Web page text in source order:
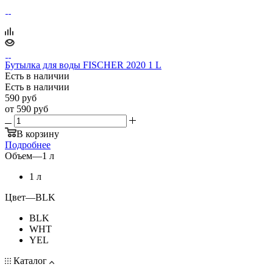
Бутылка для воды FISCHER 2020 1 L
Есть в наличии
Есть в наличии
590 руб
от 590 руб
В корзину
Подробнее
Объем—1 л
1 л
Цвет—BLK
BLK
WHT
YEL
Каталог